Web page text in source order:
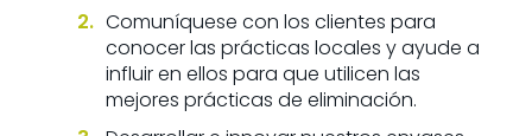
Comuníquese con los clientes para
conocer las prácticas locales y ayude a
influir en ellos para que utilicen las
mejores prácticas de eliminación.